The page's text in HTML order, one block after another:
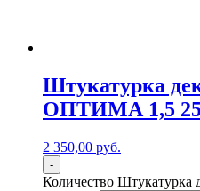
Штукатурка
ОПТИМА 1,5
2 350,00 руб.
-
Количество